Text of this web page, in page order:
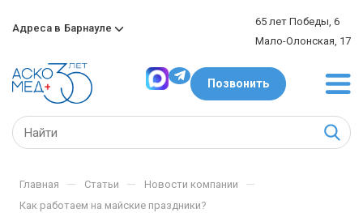
Адреса в Барнауле
65 лет Победы, 6
Мало-Олонская, 17
Позвонить
Главная — Статьи — Новости компании —
Как работаем на майские праздники?